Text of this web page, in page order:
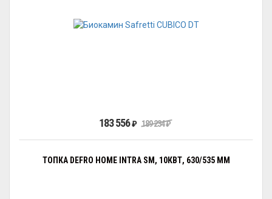
183 556₽ 189 234₽
ТОПКА DEFRO HOME INTRA SM, 10КВТ, 630/535 ММ